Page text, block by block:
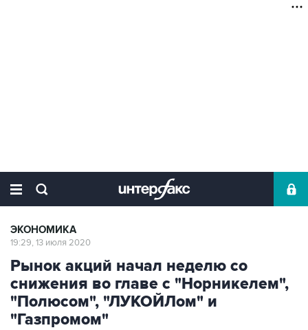
ЭКОНОМИКА
19:29, 13 июля 2020
Рынок акций начал неделю со
снижения во главе с "Норникелем",
"Полюсом", "ЛУКОЙЛом" и
"Газпромом"